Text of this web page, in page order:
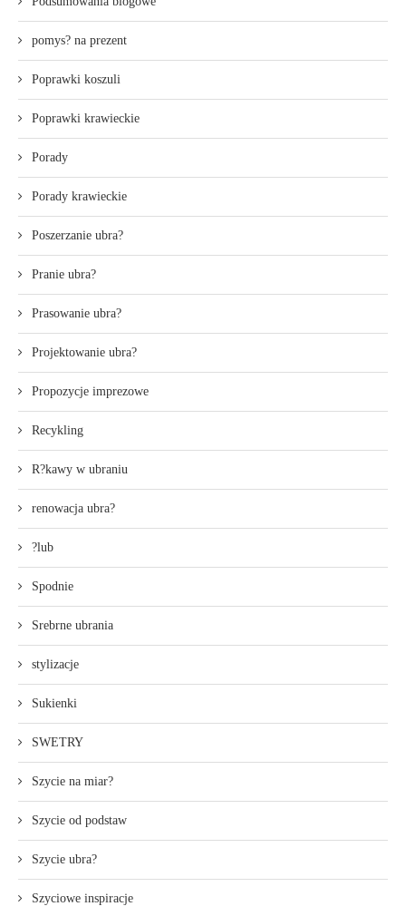
pomys? na prezent
Poprawki koszuli
Poprawki krawieckie
Porady
Porady krawieckie
Poszerzanie ubra?
Pranie ubra?
Prasowanie ubra?
Projektowanie ubra?
Propozycje imprezowe
Recykling
R?kawy w ubraniu
renowacja ubra?
?lub
Spodnie
Srebrne ubrania
stylizacje
Sukienki
SWETRY
Szycie na miar?
Szycie od podstaw
Szycie ubra?
Szyciowe inspiracje